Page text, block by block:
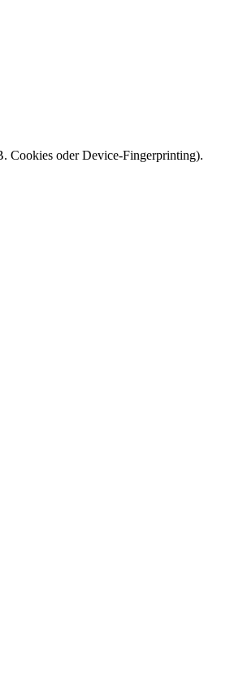
Cookies oder Device-Fingerprinting).